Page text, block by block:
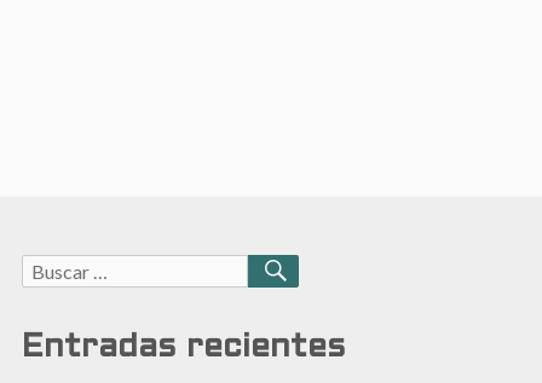
Buscar:
BUSCAR
Entradas recientes